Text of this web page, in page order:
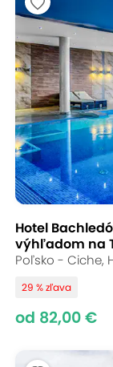
Hotel
výhľadom na
Poľsko - Ciche,
29 % zľava
od 82,00 €